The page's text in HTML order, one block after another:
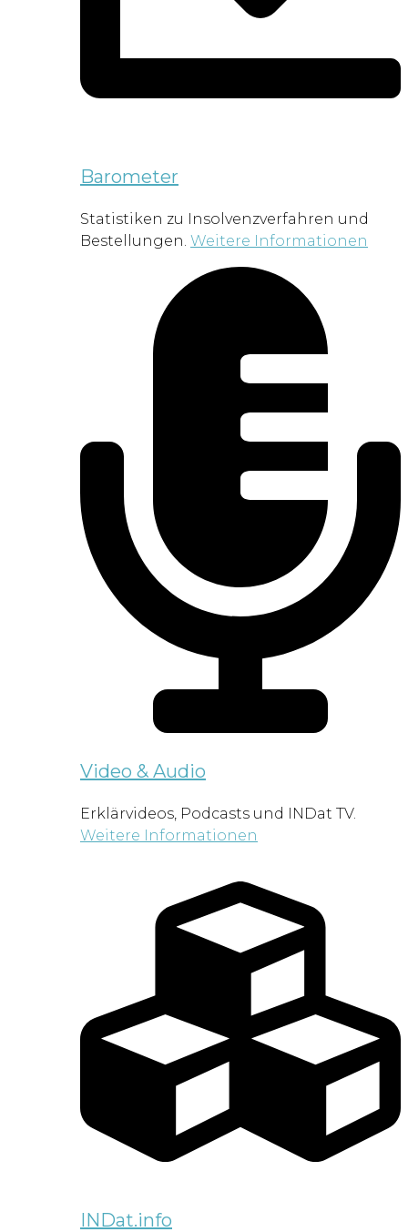
Barometer
Statistiken zu Insolvenzverfahren und
Bestellungen. Weitere Informationen
Video & Audio
Erklärvideos, Podcasts und INDat TV.
Weitere Informationen
INDat.info